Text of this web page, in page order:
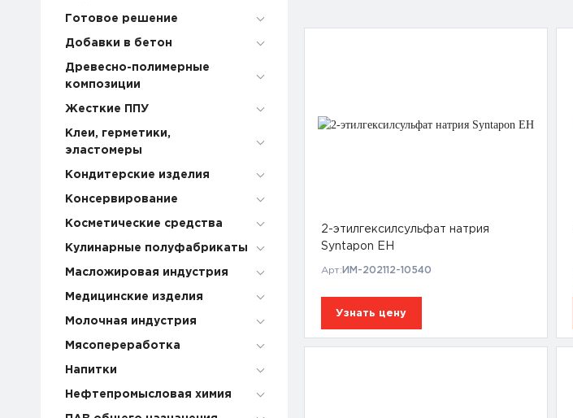
Готовое решение
Добавки в бетон
Древесно-полимерные
композиции
Жесткие ППУ
Клеи, герметики,
эластомеры
Кондитерские изделия
Консервирование
Косметические средства
Кулинарные полуфабрикаты
Масложировая индустрия
Медицинские изделия
Молочная индустрия
Мясопереработка
Напитки
Нефтепромысловая химия
2-этилгексилсульфат натрия
Syntapon EH
Арт: ИМ-202112-10540
Узнать цену